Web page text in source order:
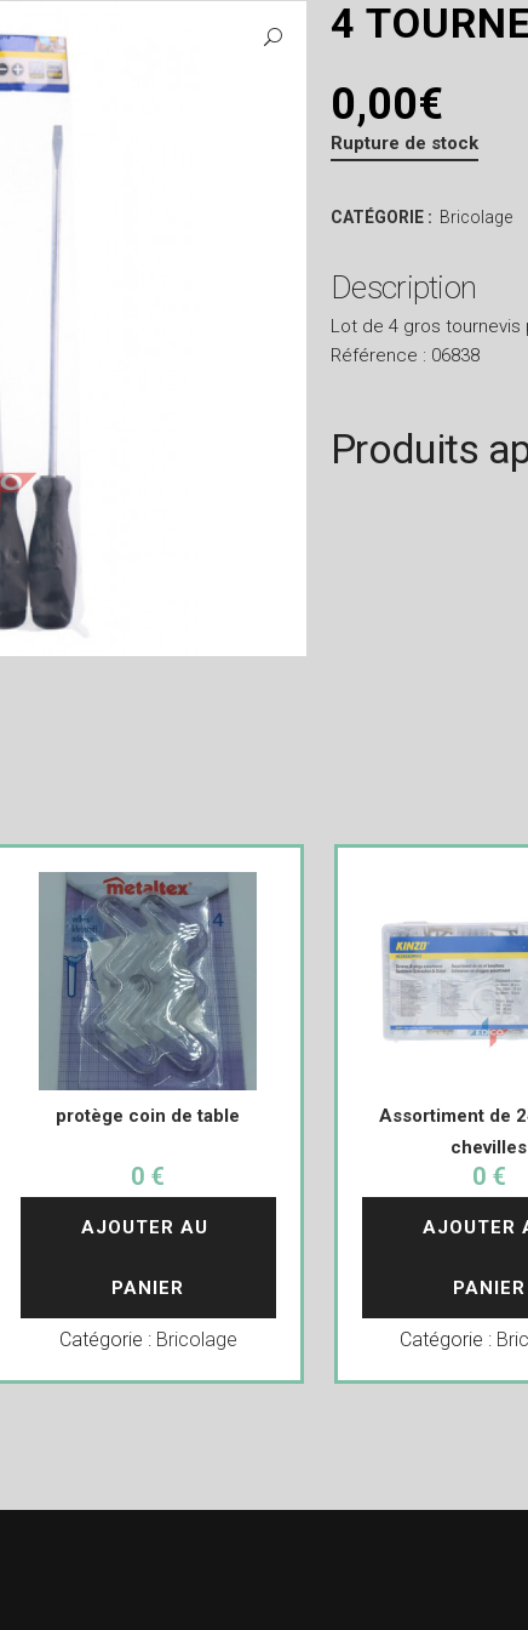
4
0,00€
Rupture de stock
CATÉGORIE : Bricolage
Description
Lot de 4 gros
Référence : 06838
Produits
protège coin de table
0 €
AJOUTER AU
PANIER
Catégorie : Bricolage
Assortiment de
chevilles
0 €
AJOUTER
PANIER
Catégorie :